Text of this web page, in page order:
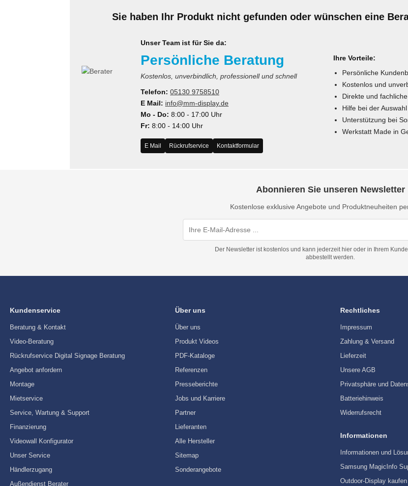
Sie haben Ihr Produkt nicht gefunden oder wünschen eine
Unser Team ist für Sie da:
Persönliche Beratung
Kostenlos, unverbindlich, professionell und schnell
Telefon: 05130 9758510
E Mail: info@mm-display.de
Mo - Do: 8:00 - 17:00 Uhr
Fr: 8:00 - 14:00 Uhr
E Mail Rückrufservice Kontaktformular
Ihre Vorteile:
Persönliche
Kostenlos und
Direkte und
Hilfe bei der
Unterstützung bei
Werkstatt Made in
Abonnieren Sie unseren Newsletter
Kostenlose exklusive Angebote und Produktneuheiten
Der Newsletter ist kostenlos und kann jederzeit hier oder in Ihrem
abbestellt werden.
Kundenservice
Beratung & Kontakt
Video-Beratung
Rückrufservice Digital Signage Beratung
Angebot anfordern
Montage
Mietservice
Service, Wartung & Support
Finanzierung
Videowall Konfigurator
Unser Service
Händlerzugang
Außendienst Berater
Über uns
Über uns
Produkt Videos
PDF-Kataloge
Referenzen
Presseberichte
Jobs und Karriere
Partner
Lieferanten
Alle Hersteller
Sitemap
Sonderangebote
Rechtliches
Impressum
Zahlung & Versand
Lieferzeit
Unsere AGB
Privatsphäre und
Batteriehinweis
Widerrufsrecht
Informationen
Informationen und
Samsung MagicInfo
Outdoor-Display kaufen